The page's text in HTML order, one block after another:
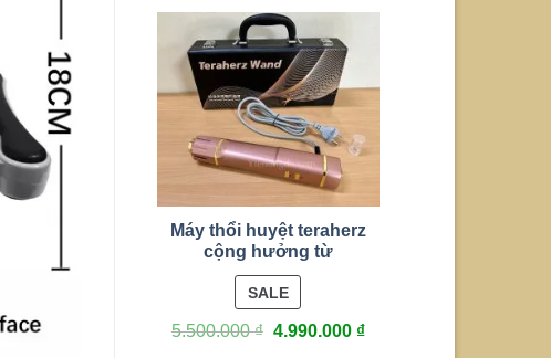
Máy thổi huyệt teraherz
cộng hưởng từ
SALEPRODUCT
SALE
5.500.000₫ 4.990.000 ₫